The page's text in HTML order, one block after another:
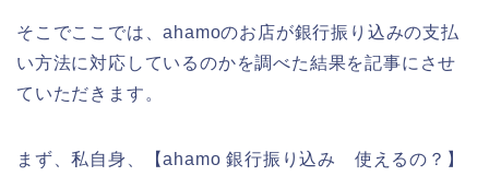
そこでここでは、ahamoのお店が銀行振り込みの支払
い方法に対応しているのかを調べた結果を記事にさせ
ていただきます。
まず、私自身、【ahamo 銀行振り込み 使えるの？】